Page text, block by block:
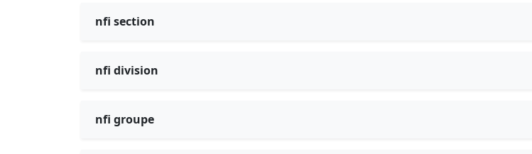
nfi section
nfi division
nfi groupe